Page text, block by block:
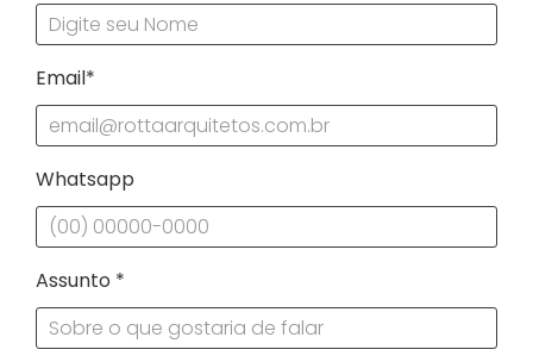
Email*
Whatsapp
Assunto *